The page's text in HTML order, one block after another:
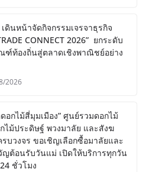
เดินหน้าจัดกิจกรรมเจรจาธุรกิจ
CONNECT 2026” ยกระดับ
ฑ์ท้องถิ่นสู่ตลาดเชิงพาณิชย์อย่าง
2026
อกไม้สี่มุมเมือง” ศูนย์รวมดอกไม้
ไม้ประดิษฐ์ พวงมาลัย และสังฆ
บวงจร ขอเชิญเลือกซื้อมาลัยและ
ญต้อนรับวันแม่ เปิดให้บริการทุกวัน
ชั่วโมง